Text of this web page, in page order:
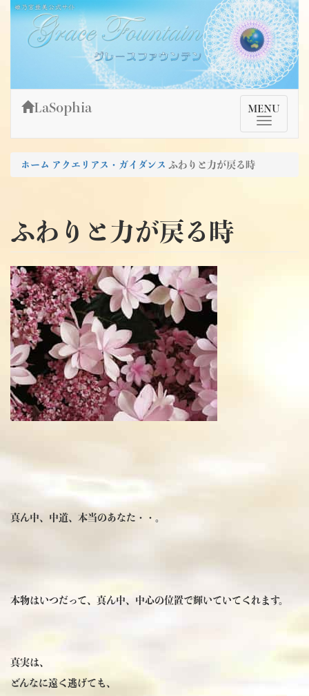
Skip
content
姫乃宮亜美公式サイト～Grace Fountain～
グレースファウンテン
TMenu
MENU
LaSophia
ホーム アクエリアス・ガイダンス ふわりと力が戻る時
ふわりと力が戻る時
真ん中、中道、本当のあなた・・。
本物はいつだって、真ん中、中心の位置で輝いていてくれます。
真実は、
どんなに遠く逃げても、